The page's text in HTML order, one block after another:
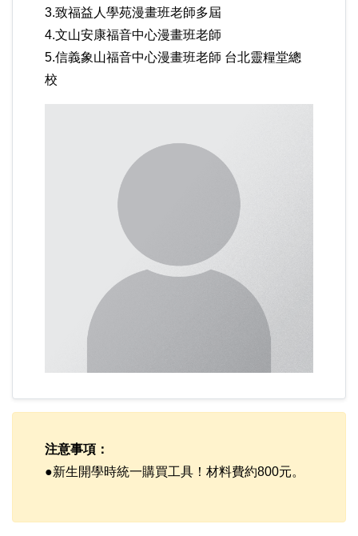
3.致福益人學苑漫畫班老師多屆
4.文山安康福音中心漫畫班老師
5.信義象山福音中心漫畫班老師 台北靈糧堂總
校
注意事項：
●新生開學時統一購買工具！材料費約800元。